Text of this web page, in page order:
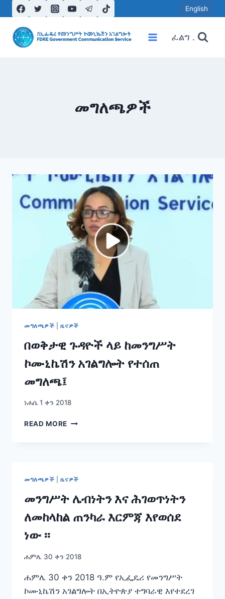
to
content
English
ፈልግ .
መግለጫዎች
መግለጫዎች |ዜናዎች
በወቅታዊ ጉዳዮች ላይ ከመንግሥት
ኮሙኒኬሽን አገልግሎት የተሰጠ
መግለጫ፤
ነሐሴ 1 ቀን 2018
READ MORE በወቅታዊ
መግለጫ፤
መግለጫዎች |ዜናዎች
መንግሥት ሌብነትን እና ሕገወጥነትን
ለመከላከል ጠንካራ እርምጃ እየወሰደ
ነው ፡፡
ሐምሌ 30 ቀን 2018
ሐምሌ 30 ቀን 2018 ዓ.ም የኢፌዴሪ የመንግሥት
ኮሙኒኬሽን አገልግሎት በኢትዮጵያ ተግባራዊ እየተደረገ